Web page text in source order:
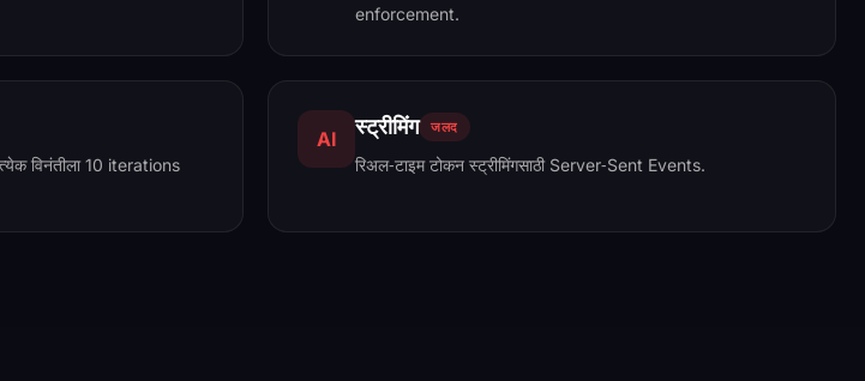
enforcement.
विनंतीला 10 iterations
AI स्ट्रीमिंग जलद
रिअल‑टाइम टोकन स्ट्रीमिंगसाठी Server‑Sent Events.